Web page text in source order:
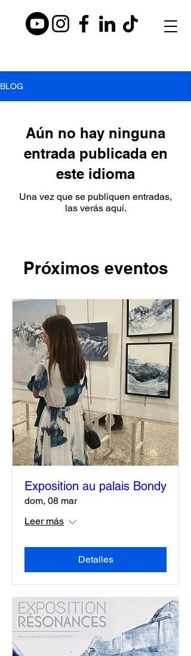
BLO
BLOG
Aún no hay ninguna
entrada publicada en
este idioma
Una vez que se publiquen entradas,
las verás aquí.
Próximos eventos
Exposition au palais Bondy
dom, 08 mar
Leer más
Detalles